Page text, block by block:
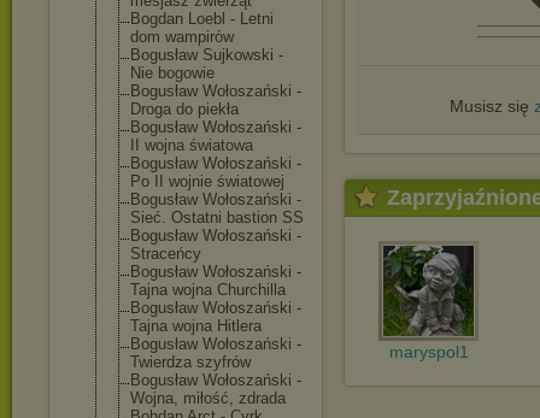
Bogdan Loebl - Letni
dom wampirów
Bogusław Sujkowski -
Nie bogowie
Bogusław Wołoszański -
Droga do piekła
Bogusław Wołoszański -
II wojna światowa
Bogusław Wołoszański -
Po II wojnie światowej
Bogusław Wołoszański -
Sieć. Ostatni bastion SS
Bogusław Wołoszański -
Straceńcy
Bogusław Wołoszański -
Tajna wojna Churchilla
Bogusław Wołoszański -
Tajna wojna Hitlera
Bogusław Wołoszański -
Twierdza szyfrów
Bogusław Wołoszański -
Wojna, miłość, zdrada
Musisz się
maryspol1